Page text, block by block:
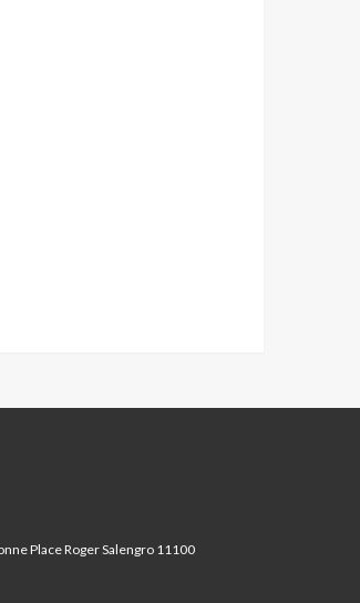
Place Roger Salengro 11100